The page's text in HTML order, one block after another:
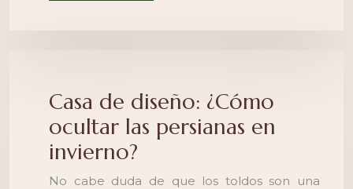
Casa de diseño: ¿Cómo
ocultar las persianas en
invierno?
No cabe duda de que los toldos son una